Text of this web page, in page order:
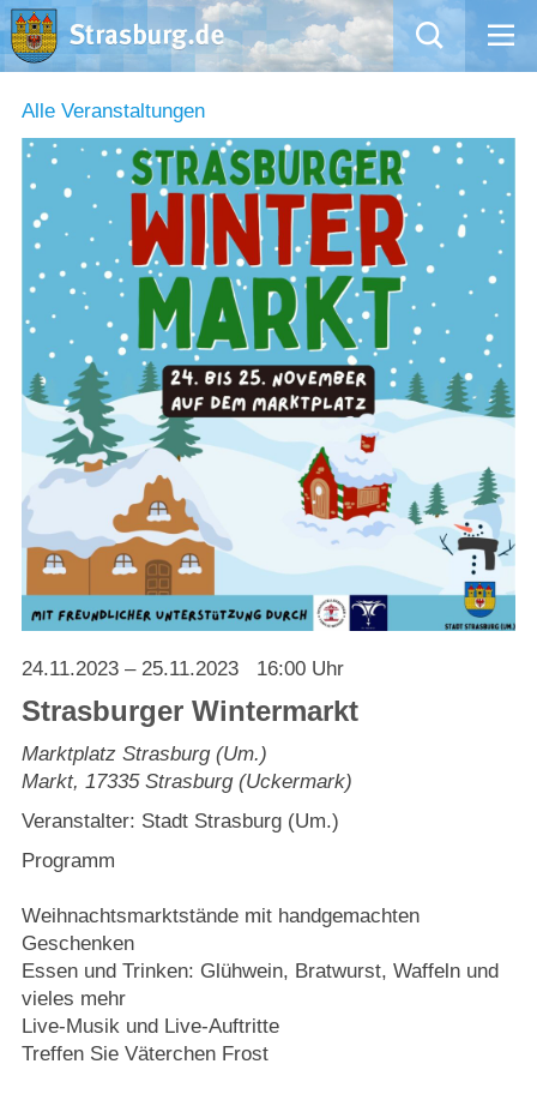
Mängelmeldung
Aktuelles
Rathaus
Natur – Kultur – Tourismus
Wirtschaft
Kommentarrichtlinien und Netiquette für unsere Social Media-Kanäle
Willkommen in Strasburg (Uckermark)
Strasburger Ehrenamtspreis „SBG“
Welcome to Strasburg (Uckermark)
Ласкаво просимо до Штрасбурга (Уккермарк)
Bine ați venit în Strasburg (Uckermark)
Online-Bewerbungen
Sprache/Language
Alle Veranstaltungen
24.11.2023 – 25.11.2023 16:00 Uhr
Strasburger Wintermarkt
Marktplatz Strasburg (Um.)
Markt,17335 Strasburg (Uckermark)
Veranstalter: Stadt Strasburg (Um.)
Programm
Weihnachtsmarktstände mit handgemachten
Geschenken
Essen und Trinken: Glühwein, Bratwurst, Waffeln und
vieles mehr
Live-Musik und Live-Auftritte
Treffen Sie Väterchen Frost